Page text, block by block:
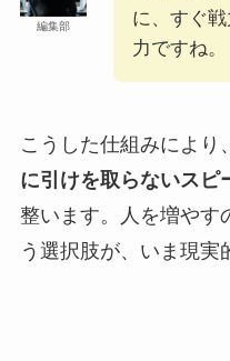
編集部
に、すぐ
力ですね。
こうした仕組みにより、
に引けを取らないスピ
整います。人を増やす
う選択肢が、いま現実